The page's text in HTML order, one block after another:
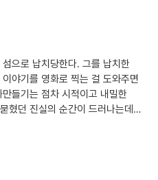
으로 납치당한다. 그를 납치한
야기를 영화로 찍는 걸 도와주면
들기는 점차 시적이고 내밀한
혔던 진실의 순간이 드러나는데…